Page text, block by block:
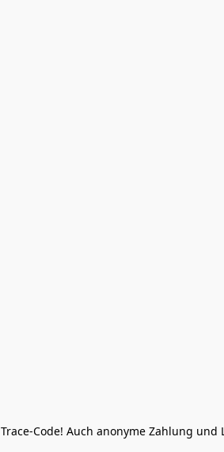
Code! Auch anonyme Zahlung